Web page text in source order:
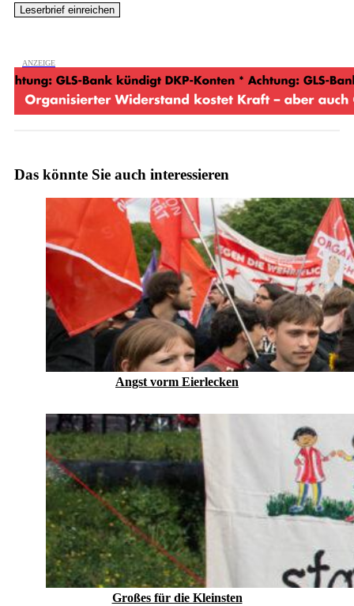
Das könnte Sie auch interessieren
Angst vorm Eierlecken
Großes für die Kleinsten